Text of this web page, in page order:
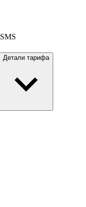
SMS
Детали тарифа